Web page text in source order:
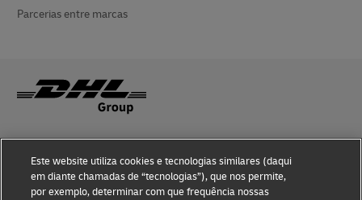
Parcerias entre marcas
Notificação judicial
Este website utiliza cookies e tecnologias similares (daqui
em diante chamadas de “tecnologias”), que nos permite,
por exemplo, determinar com que frequência nossas